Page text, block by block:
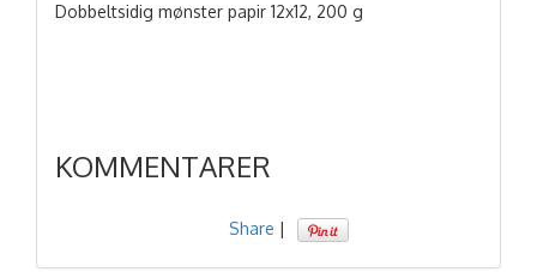
Dobbeltsidig mønster papir 12x12, 200 g
KOMMENTARER
Share |